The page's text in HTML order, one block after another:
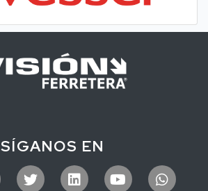
SÍGANOS EN